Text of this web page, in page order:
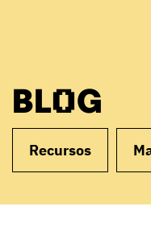
BLOG
Recursos